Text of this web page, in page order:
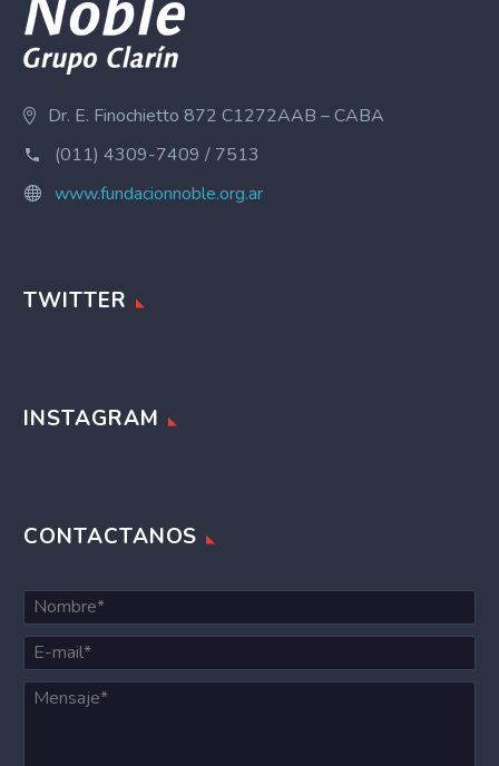
Dr. E. Finochietto 872 C1272AAB – CABA
(011) 4309-7409 / 7513
www.fundacionnoble.org.ar
TWITTER
INSTAGRAM
CONTACTANOS